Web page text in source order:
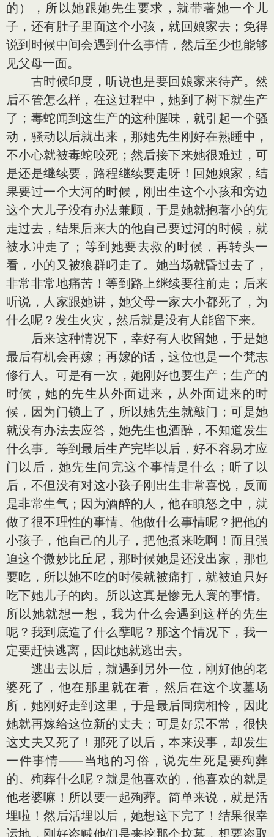
的），所以她跟她先生要求，就带著她一个儿
子，还有肚子里面这个小孩，就回娘家去；免得
说到时候中间会遇到什么事情，然后至少也能够
见父母一面。
古时候印度，听说也是要回娘家来待产。然
后不管怎么样，在这过程中，她到了树下就生产
了；毒蛇闻到这生产的这种腥味，就引起一个骚
动，骚动以后就出来，那她先生刚好在熟睡中，
不小心就被毒蛇咬死；然后接下来她很难过，可
是还是继续要，路程继续要走呀！回她娘家，结
果要过一个大河的时候，刚出生这个小孩和旁边
这个大儿子没有办法兼顾，于是她就抱著小的先
走过去，结果后来大的他自己要过河的时候，就
被水冲走了；等到她要去救的时候，再转头一
看，小的又被狼群叼走了。她当场就昏过去了，
非常非常地痛苦！等到路上继续要往前走；后来
听说，人家跟她讲，她父母一家大小都死了，为
什么呢？发生火灾，然后就是没有人能留下来。
后来这种情况下，幸好有人收留她，于是她
最后有机会再嫁；再嫁的话，这位也是一个梵志
修行人。可是有一次，她刚好也要生产；生产的
时候，她的先生从外面进来，从外面进来的时
候，因为门锁上了，所以她先生就敲门；可是她
就没有办法去应答，她先生也酒醉，不知道发生
什么事。等到最后生产完毕以后，好不容易才应
门以后，她先生问完这个事情是什么；听了以
后，不但没有对这小孩子刚出生非常喜悦，反而
是非常生气；因为酒醉的人，他在瞋怒之中，就
做了很不理性的事情。他做什么事情呢？把他的
小孩子，他自己的儿子，把他煮来吃啊！而且强
迫这个微妙比丘尼，那时候她是还没出家，那也
要吃，所以她不吃的时候就被痛打，就被迫只好
吃下她儿子的肉。所以这真是惨无人寰的事情。
所以她就想一想，我为什么会遇到这样的先生
呢？我到底造了什么孽呢？那这个情况下，我一
定要赶快逃离，因此她就逃出去。
逃出去以后，就遇到另外一位，刚好他的老
婆死了，他在那里就在看，然后在这个坟墓场
所，她刚好走到这里，于是最后同病相怜，因此
她就再嫁给这位新的丈夫；可是好景不常，很快
这丈夫又死了！那死了以后，本来没事，却发生
一件事情——当地的习俗，说先生死是要殉葬
的。殉葬什么呢？就是他喜欢的，他喜欢的就是
他老婆嘛！所以要一起殉葬。简单来说，就是活
埋啦！然后活埋以后，她想这下完了！结果很幸
运地，刚好盗贼他们是来挖那个坟墓，想要盗取